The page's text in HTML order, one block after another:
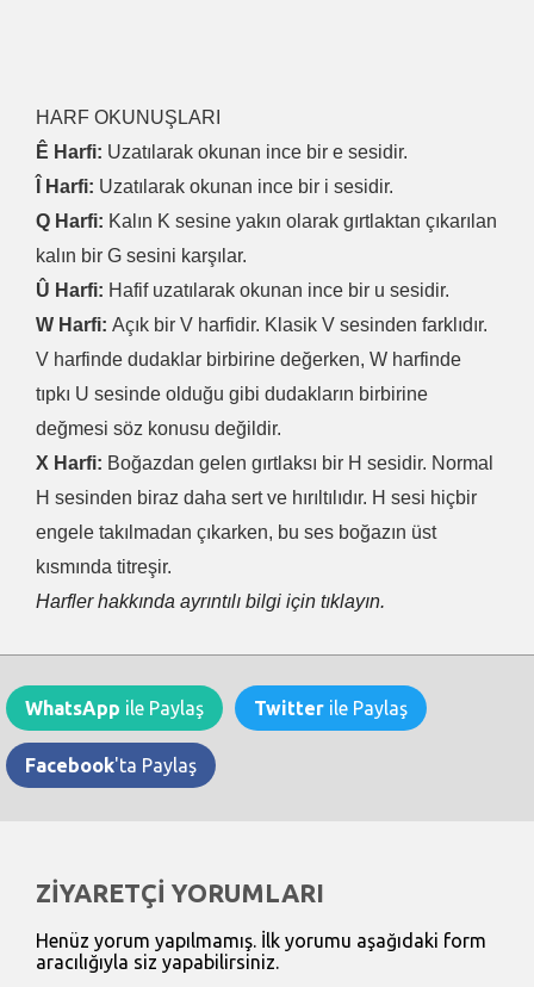
HARF OKUNUŞLARI
Ê Harfi: Uzatılarak okunan ince bir e sesidir.
Î Harfi: Uzatılarak okunan ince bir i sesidir.
Q Harfi: Kalın K sesine yakın olarak gırtlaktan çıkarılan
kalın bir G sesini karşılar.
Û Harfi: Hafif uzatılarak okunan ince bir u sesidir.
W Harfi: Açık bir V harfidir. Klasik V sesinden farklıdır.
V harfinde dudaklar birbirine değerken, W harfinde
tıpkı U sesinde olduğu gibi dudakların birbirine
değmesi söz konusu değildir.
X Harfi: Boğazdan gelen gırtlaksı bir H sesidir. Normal
H sesinden biraz daha sert ve hırıltılıdır. H sesi hiçbir
engele takılmadan çıkarken, bu ses boğazın üst
kısmında titreşir.
Harfler hakkında ayrıntılı bilgi için tıklayın.
WhatsApp ile Paylaş Twitter ile Paylaş
Facebook'ta Paylaş
ZİYARETÇİ YORUMLARI
Henüz yorum yapılmamış. İlk yorumu aşağıdaki form
aracılığıyla siz yapabilirsiniz.